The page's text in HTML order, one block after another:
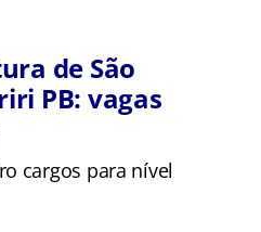
de São
PB: vagas
cargos para nível